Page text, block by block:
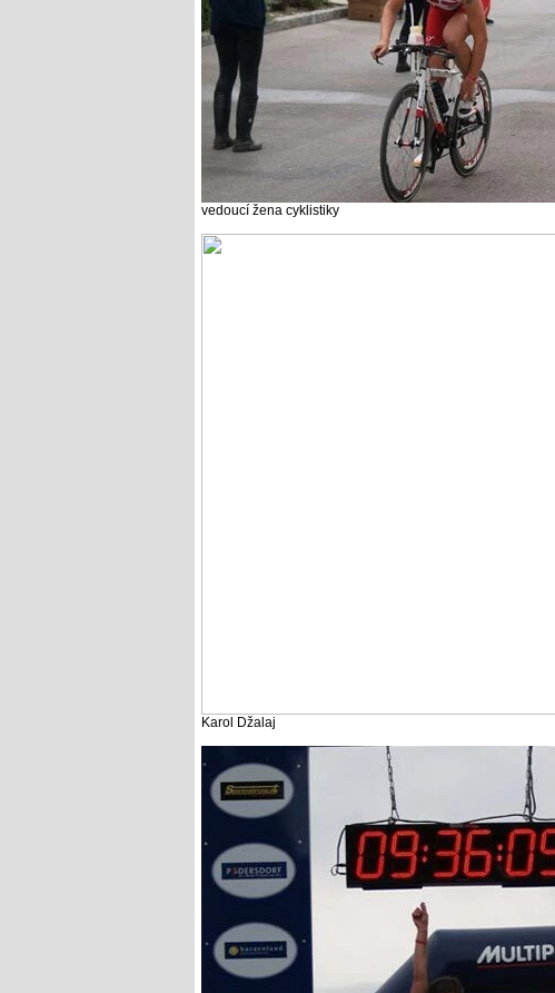
vedoucí žena cyklistiky
Karol Džalaj